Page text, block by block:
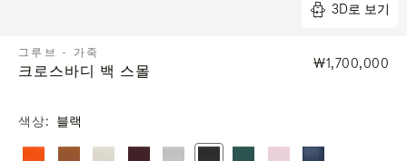
3D로 보기
그루브 - 가죽
크로스바디 백 스몰 ₩1,700,000
색상 블랙